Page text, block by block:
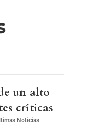
un alto
críticas
Noticias